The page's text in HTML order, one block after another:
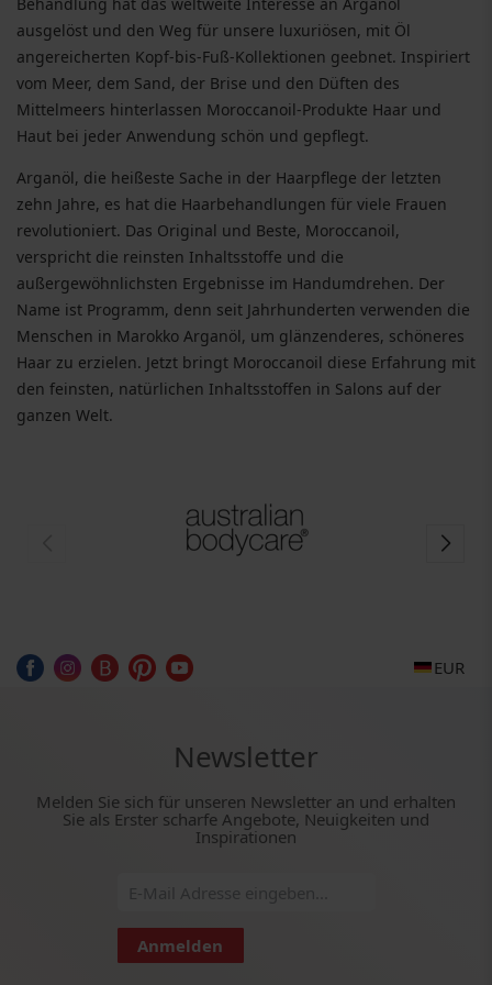
ausgelöst und den Weg für unsere luxuriösen, mit Öl
angereicherten Kopf-bis-Fuß-Kollektionen geebnet. Inspiriert
vom Meer, dem Sand, der Brise und den Düften des
Mittelmeers hinterlassen Moroccanoil-Produkte Haar und
Haut bei jeder Anwendung schön und gepflegt.
Arganöl, die heißeste Sache in der Haarpflege der letzten
zehn Jahre, es hat die Haarbehandlungen für viele Frauen
revolutioniert. Das Original und Beste, Moroccanoil,
verspricht die reinsten Inhaltsstoffe und die
außergewöhnlichsten Ergebnisse im Handumdrehen. Der
Name ist Programm, denn seit Jahrhunderten verwenden die
Menschen in Marokko Arganöl, um glänzenderes, schöneres
Haar zu erzielen. Jetzt bringt Moroccanoil diese Erfahrung mit
den feinsten, natürlichen Inhaltsstoffen in Salons auf der
ganzen Welt.
EUR
Newsletter
Melden Sie sich für unseren Newsletter an und erhalten
Sie als Erster scharfe Angebote, Neuigkeiten und
Inspirationen
Anmelden